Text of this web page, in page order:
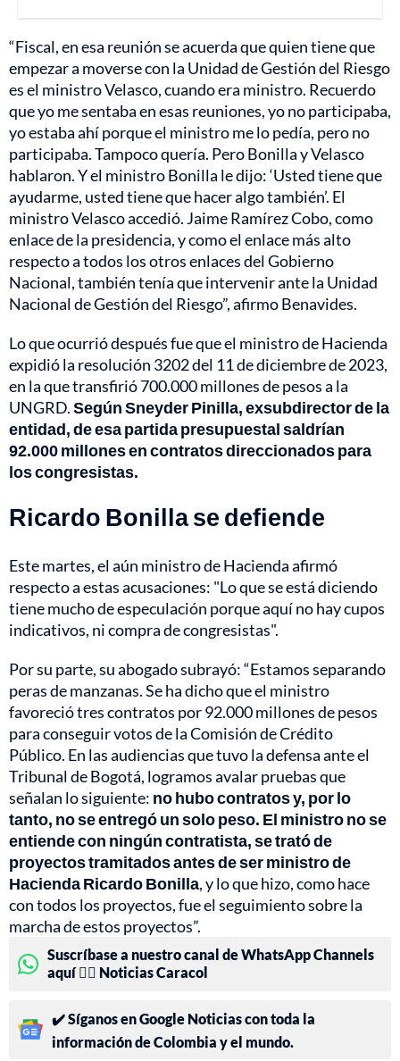
“Fiscal, en esa reunión se acuerda que quien tiene que
empezar a moverse con la Unidad de Gestión del Riesgo
es el ministro Velasco, cuando era ministro. Recuerdo
que yo me sentaba en esas reuniones, yo no participaba,
yo estaba ahí porque el ministro me lo pedía, pero no
participaba. Tampoco quería. Pero Bonilla y Velasco
hablaron. Y el ministro Bonilla le dijo: ‘Usted tiene que
ayudarme, usted tiene que hacer algo también’. El
ministro Velasco accedió. Jaime Ramírez Cobo, como
enlace de la presidencia, y como el enlace más alto
respecto a todos los otros enlaces del Gobierno
Nacional, también tenía que intervenir ante la Unidad
Nacional de Gestión del Riesgo”, afirmo Benavides.
Lo que ocurrió después fue que el ministro de Hacienda
expidió la resolución 3202 del 11 de diciembre de 2023,
en la que transfirió 700.000 millones de pesos a la
UNGRD.Según Sneyder Pinilla, exsubdirector de la
entidad, de esa partida presupuestal saldrían
92.000 millones en contratos direccionados para
los congresistas.
Ricardo Bonilla se defiende
Este martes, el aún ministro de Hacienda afirmó
respecto a estas acusaciones: "Lo que se está diciendo
tiene mucho de especulación porque aquí no hay cupos
indicativos, ni compra de congresistas".
Por su parte, su abogado subrayó: “Estamos separando
peras de manzanas. Se ha dicho que el ministro
favoreció tres contratos por 92.000 millones de pesos
para conseguir votos de la Comisión de Crédito
Público. En las audiencias que tuvo la defensa ante el
Tribunal de Bogotá, logramos avalar pruebas que
señalan lo siguiente: no hubo contratos y, por lo
tanto, no se entregó un solo peso. El ministro no se
entiende con ningún contratista, se trató de
proyectos tramitados antes de ser ministro de
Hacienda Ricardo Bonilla, y lo que hizo, como hace
con todos los proyectos, fue el seguimiento sobre la
marcha de estos proyectos”.
Suscríbase a nuestro canal de WhatsApp Channels
aquí 👉🏻 Noticias Caracol
✔️ Síganos en Google Noticias con toda la
información de Colombia y el mundo.